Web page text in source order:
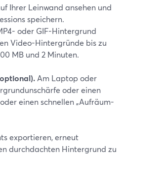
Ihrer Leinwand ansehen und
speichern.
oder GIF-Hintergrund
Video-Hintergründe bis zu
MB und 2 Minuten.
Am Laptop oder
oder einen
einen schnellen „Aufräum-
exportieren, erneut
durchdachten Hintergrund zu